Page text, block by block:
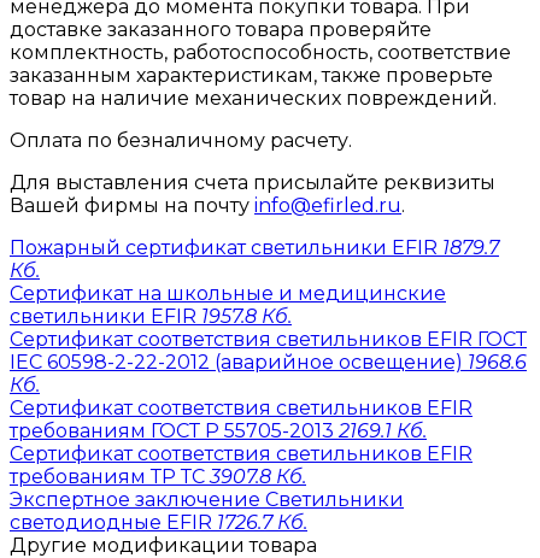
менеджера до момента покупки товара. При
доставке заказанного товара проверяйте
комплектность, работоспособность, соответствие
заказанным характеристикам, также проверьте
товар на наличие механических повреждений.
Оплата по безналичному расчету.
Для выставления счета присылайте реквизиты
Вашей фирмы на почту info@efirled.ru.
Пожарный сертификат светильники EFIR 1879.7
Кб.
Сертификат на школьные и медицинские
светильники EFIR 1957.8 Кб.
Сертификат соответствия светильников EFIR ГОСТ
IEC 60598-2-22-2012 (аварийное освещение) 1968.6
Кб.
Сертификат соответствия светильников EFIR
требованиям ГОСТ Р 55705-2013 2169.1 Кб.
Сертификат соответствия светильников EFIR
требованиям ТР ТС 3907.8 Кб.
Экспертное заключение Светильники
светодиодные EFIR 1726.7 Кб.
Другие модификации товара